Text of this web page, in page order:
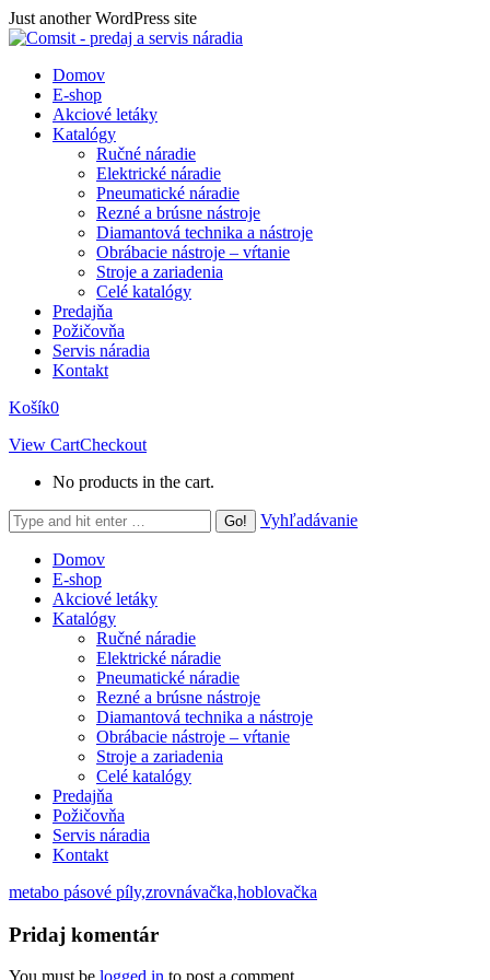
Skip
to
Just another WordPress site
Domov
E-shop
Akciové letáky
Katalógy
Ručné náradie
Elektrické náradie
Pneumatické náradie
Rezné a brúsne nástroje
Diamantová technika a nástroje
Obrábacie nástroje – vŕtanie
Stroje a zariadenia
Celé katalógy
Predajňa
Požičovňa
Servis náradia
Kontakt
Košík0
View CartCheckout
No products in the cart.
Search:
Vyhľadávanie
Domov
E-shop
Akciové letáky
Katalógy
Ručné náradie
Elektrické náradie
Pneumatické náradie
Rezné a brúsne nástroje
Diamantová technika a nástroje
Obrábacie nástroje – vŕtanie
Stroje a zariadenia
Celé katalógy
Predajňa
Požičovňa
Servis náradia
Kontakt
metabo pásové píly,zrovnávačka,hoblovačka
Pridaj komentár